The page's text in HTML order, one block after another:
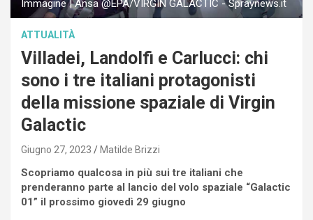
Immagine | Ansa @EPA/VIRGIN GALACTIC - Spraynews.it
ATTUALITÀ
Villadei, Landolfi e Carlucci: chi
sono i tre italiani protagonisti
della missione spaziale di Virgin
Galactic
Giugno 27, 2023 Matilde Brizzi
Scopriamo qualcosa in più sui tre italiani che
prenderanno parte al lancio del volo spaziale “Galactic
01” il prossimo giovedì 29 giugno